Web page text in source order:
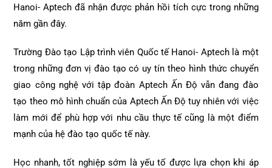
Hanoi- Aptech đã nhận được phản hồi tích cực trong những
năm gần đây.
Trường Đào tạo Lập trình viên Quốc tế Hanoi- Aptech là một
trong những đơn vị đào tạo có uy tín theo hình thức chuyển
giao công nghệ với tập đoàn Aptech Ấn Độ vẫn đang đào
tạo theo mô hình chuẩn của Aptech Ấn Độ tuy nhiên với việc
làm mới để phù hợp với nhu cầu thực tế cũng là một điểm
mạnh của hệ đào tạo quốc tế này.
Học nhanh, tốt nghiệp sớm là yếu tố được lựa chọn khi áp